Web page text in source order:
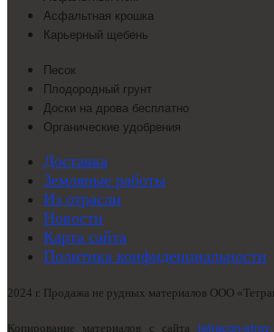
Асфальтная крошка
Карьерный щебень
Песок
Плодородный грунт
Доски на дрова бесплатно
Органические удобрения
Доставка
Земляные работы
Из отрасли
Новости
Карта сайта
Политика конфиденциальности
2024 г. Продажа не рудных материалов ООО
Копирование материалов с сайта tetracon-